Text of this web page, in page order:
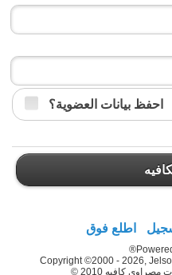
احفظ بيانات العضوية؟
اطلع فوق
Copyright ©2000 - 2026,
كافيه 2010 ©